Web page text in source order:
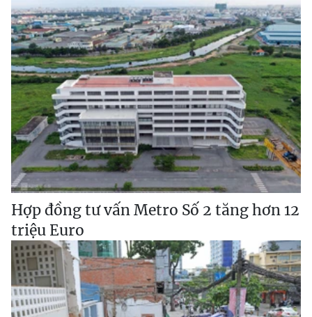
Hợp đồng tư vấn Metro Số 2 tăng hơn 12
triệu Euro